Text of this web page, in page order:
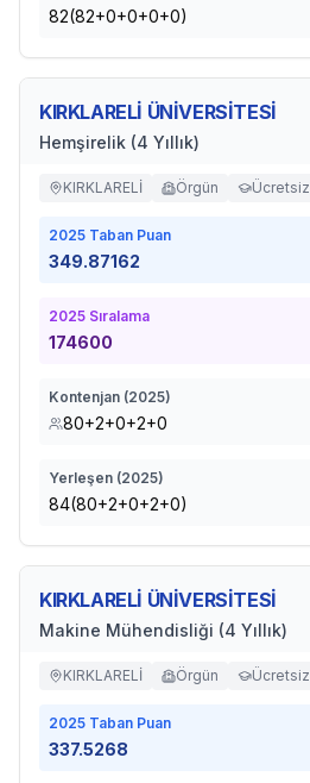
82(82+0+0+0+0)
KIRKLARELİ ÜNİVERSİTESİ
Hemşirelik (4 Yıllık)
KIRKLARELİ Örgün Ücretsiz
2025 Taban Puan
349.87162
2025 Sıralama
174600
Kontenjan (2025)
80+2+0+2+0
Yerleşen (2025)
84(80+2+0+2+0)
KIRKLARELİ ÜNİVERSİTESİ
Makine Mühendisliği (4 Yıllık)
KIRKLARELİ Örgün Ücretsiz
2025 Taban Puan
337.5268